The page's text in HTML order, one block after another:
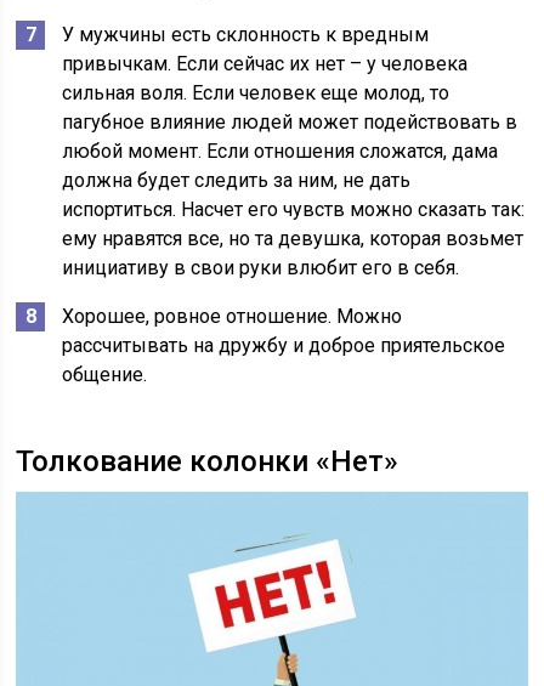
У мужчины есть склонность к вредным
привычкам. Если сейчас их нет – у человека
сильная воля. Если человек еще молод, то
пагубное влияние людей может подействовать в
любой момент. Если отношения сложатся, дама
должна будет следить за ним, не дать
испортиться. Насчет его чувств можно сказать так:
ему нравятся все, но та девушка, которая возьмет
инициативу в свои руки влюбит его в себя.
Хорошее, ровное отношение. Можно
рассчитывать на дружбу и доброе приятельское
общение.
Толкование колонки «Нет»